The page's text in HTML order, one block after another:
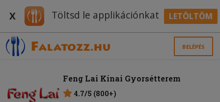
X Töltsd le applikációnkat LETÖLTÖM
BELÉPÉS
Feng Lai Kínai Gyorsétterem
4.7/5 (800+)